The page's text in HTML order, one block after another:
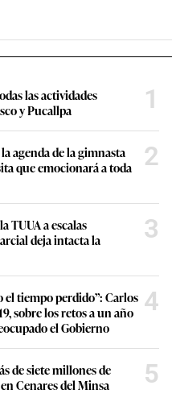
las actividades
y Pucallpa
1
agenda de la gimnasta
que emocionará a toda
2
TUUA a escalas
deja intacta la
3
tiempo perdido”: Carlos
sobre los retos a un año
el Gobierno
4
de siete millones de
Cenares del Minsa
5